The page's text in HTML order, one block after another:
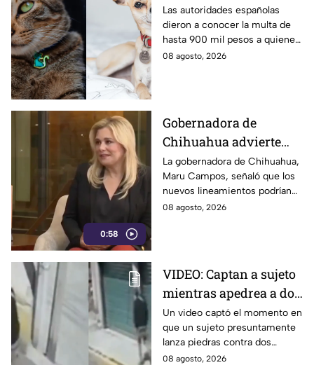
quienes NO
REGISTREN a su
mascota
Las autoridades españolas
dieron a conocer la multa de
hasta 900 mil pesos a quienes
no registren a su mascota
08 agosto, 2026
0:58
Gobernadora de
Chihuahua advierte
riesgos para la libertad
de expresión por
nuevos lineamientos
del gobierno federal
La gobernadora de Chihuahua,
Maru Campos, señaló que los
nuevos lineamientos podrían
representar un riesgo para la
08 agosto, 2026
VIDEO: Captan a sujeto
mientras apedrea a dos
jóvenes en plena calle
en Calpulalpan,
Tlaxcala
Un video captó el momento en
que un sujeto presuntamente
lanza piedras contra dos
jóvenes en el periférico de
08 agosto, 2026